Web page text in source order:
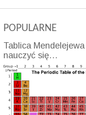
POPULARNE
Tablica
nauczyć się…